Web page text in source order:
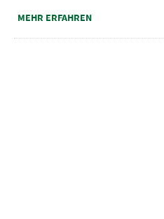
MEHR ERFAHREN